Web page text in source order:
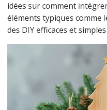
idées sur comment
éléments typiques comme
des DIY efficaces et simples